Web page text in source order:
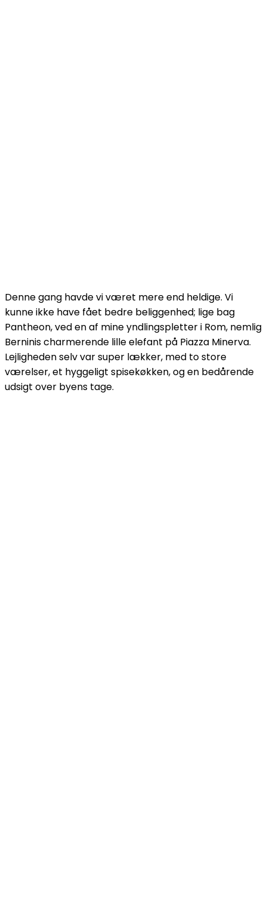
Denne gang havde vi været mere end heldige. Vi
kunne ikke have fået bedre beliggenhed; lige bag
Pantheon, ved en af mine yndlingspletter i Rom, nemlig
Berninis charmerende lille elefant på Piazza Minerva.
Lejligheden selv var super lækker, med to store
værelser, et hyggeligt spisekøkken, og en bedårende
udsigt over byens tage.